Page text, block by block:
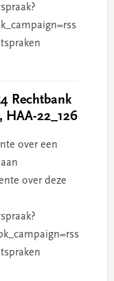
Rechtbank
HAA-22_126
over een
over deze